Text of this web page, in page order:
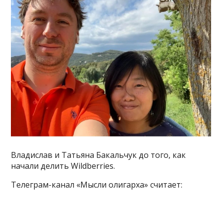
Владислав и Татьяна Бакальчук до того, как
начали делить Wildberries.
Телеграм-канал «Мысли олигарха» считает: